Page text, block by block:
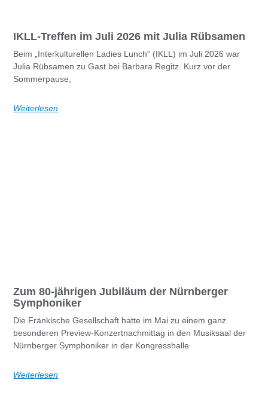
IKLL-Treffen im Juli 2026 mit Julia Rübsamen
Beim „Interkulturellen Ladies Lunch“ (IKLL) im Juli 2026 war
Julia Rübsamen zu Gast bei Barbara Regitz. Kurz vor der
Sommerpause,
Weiterlesen
Zum 80-jährigen Jubiläum der Nürnberger
Symphoniker
Die Fränkische Gesellschaft hatte im Mai zu einem ganz
besonderen Preview-Konzertnachmittag in den Musiksaal der
Nürnberger Symphoniker in der Kongresshalle
Weiterlesen